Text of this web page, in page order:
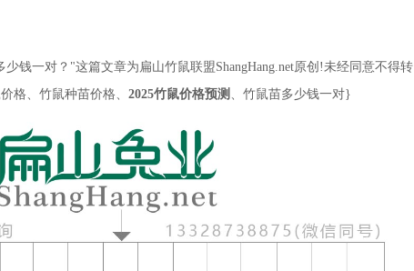
钱一对？"这篇文章为扁山竹鼠联盟ShangHang.net原创!未经同意不得转
格、竹鼠种苗价格、 2025竹鼠价格预测 、竹鼠苗多少钱一对}